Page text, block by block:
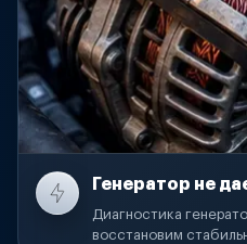
Генератор не
Диагностика
восстановим